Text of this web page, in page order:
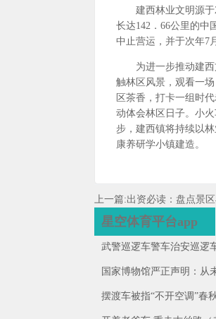
建西林业文明源于
长达142．66公里的中
中止营运，并于次年7
为进一步推动建西
触林区风景，观看一
区茶香，打卡一组时
动体会林区日子。小
步，建西镇将持续以
康养研学小镇建造。
上一篇:出资必读：盘点景
星空体育平台app
武警巡逻车警车治安巡逻
国家博物馆严正声明：从
摆渡车被指“不开空调”春